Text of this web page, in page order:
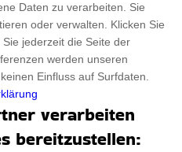
Daten zu verarbeiten. Sie
oder verwalten. Klicken Sie
jederzeit die Seite der
werden unseren
Einfluss auf Surfdaten.
verarbeiten
bereitzustellen: